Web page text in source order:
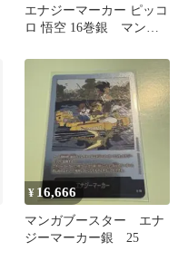
エナジーマーカー ピッコ
ロ 悟空 16巻銀 マンガ
ール
¥ 16,666
マンガブースター エナ
ジーマーカー銀 25